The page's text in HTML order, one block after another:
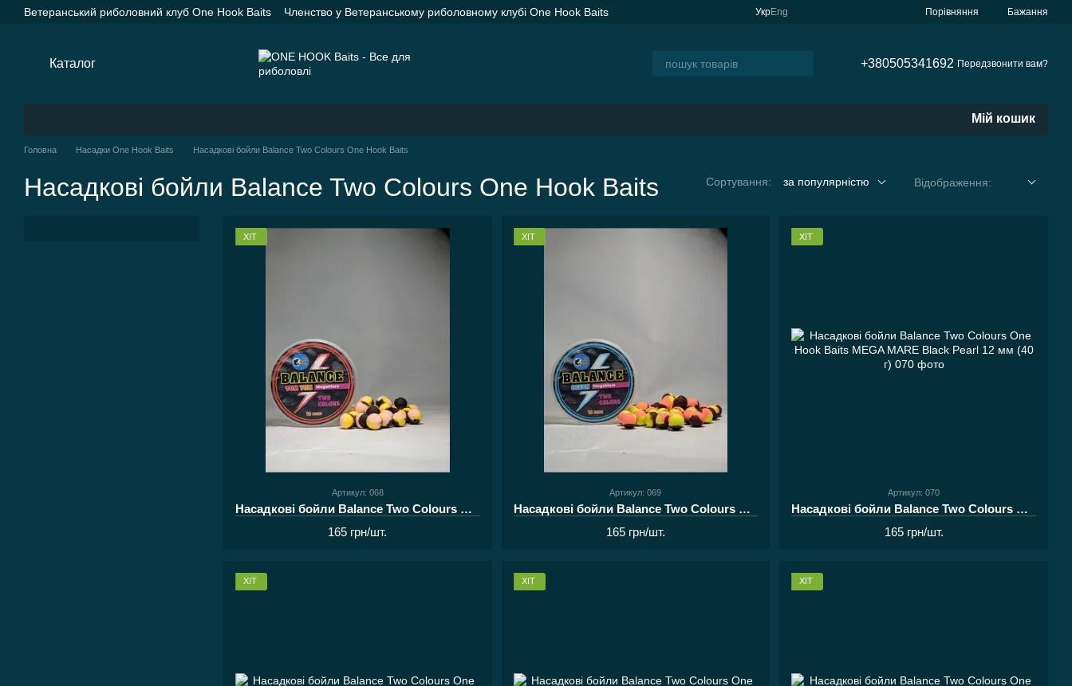
Перейти до основного контенту
Ветеранський риболовний клуб One Hook Baits
Членство у Ветеранському риболовному клубі One Hook Baits
УкрEng Порівняння Бажання
Каталог +380505341692 Передзвонити вам?
Мій кошик
Головна Насадки One Hook Baits Насадкові бойли Balance Two Colours One Hook Baits
Насадкові бойли Balance Two Colours One Hook Baits Сортування: за популярністю Відображення:
ХІТ
Артикул: 068
Насадкові бойли Balance Two Colours One Hook Baits MEGA MARE Tom Yum 12 мм (40 г)
165 грн/шт.
ХІТ
Артикул: 069
Насадкові бойли Balance Two Colours One Hook Baits MEGA MARE Ocean 12 мм (40 г)
165 грн/шт.
ХІТ
Артикул: 070
Насадкові бойли Balance Two Colours One Hook Baits MEGA MARE Black Pearl 12 мм (40 г)
165 грн/шт.
ХІТ ХІТ ХІТ